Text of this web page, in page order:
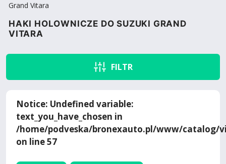
Grand Vitara
HAKI HOLOWNICZE DO SUZUKI GRAND
VITARA
FILTR
Notice: Undefined variable:
text_you_have_chosen in
/home/podveska/bronexauto.pl/www/catalog/
on line57